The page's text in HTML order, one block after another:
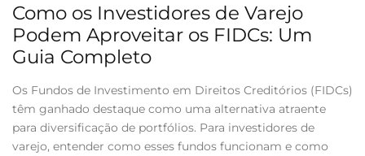
Como os Investidores de Varejo
Podem Aproveitar os FIDCs: Um
Guia Completo
Os Fundos de Investimento em Direitos Creditórios (FIDCs)
têm ganhado destaque como uma alternativa atraente
para diversificação de portfólios. Para investidores de
varejo, entender como esses fundos funcionam e como